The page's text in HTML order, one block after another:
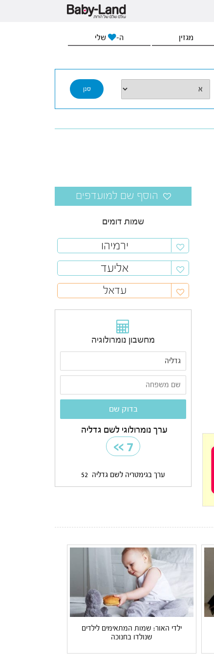
מגזין ה- שלי
שמות דומים
ירמיהו
אליעד
עדאל
מחשבון נומרולוגיה
ערך נומרולוגי לשם גדליה
7
>>
ערך בגימטריה לשם גדליה 52
ילדי האור: שמות המתאימים לילדים
שנולדו בחנוכה